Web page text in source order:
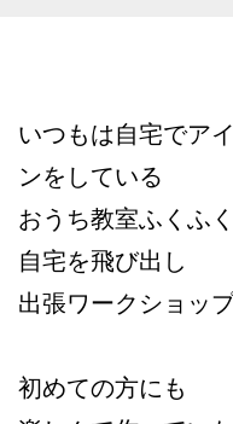
いつもは自宅でア
ンをしている
おうち教室ふくふ
自宅を飛び出し
出張ワークショッ
初めての方にも